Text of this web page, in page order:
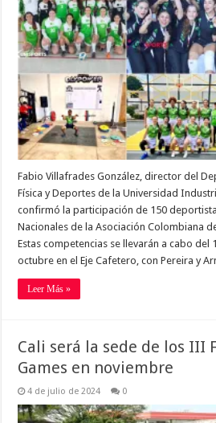
Fabio Villafrades González, director del
Física y Deportes de la Universidad
confirmó la participación de 150
Nacionales de la Asociación Colombiana
Estas competencias se llevarán a cabo del
octubre en el Eje Cafetero, con Pereira y
Leer Más »
Cali será la sede de los III
Games en noviembre
4 de julio de 2024 0